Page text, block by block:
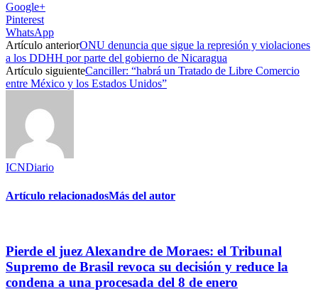
Google+
Pinterest
WhatsApp
Artículo anteriorONU denuncia que sigue la represión y violaciones
a los DDHH por parte del gobierno de Nicaragua
Artículo siguienteCanciller: “habrá un Tratado de Libre Comercio
entre México y los Estados Unidos”
ICNDiario
Artículo relacionadosMás del autor
Pierde el juez Alexandre de Moraes: el Tribunal
Supremo de Brasil revoca su decisión y reduce la
condena a una procesada del 8 de enero